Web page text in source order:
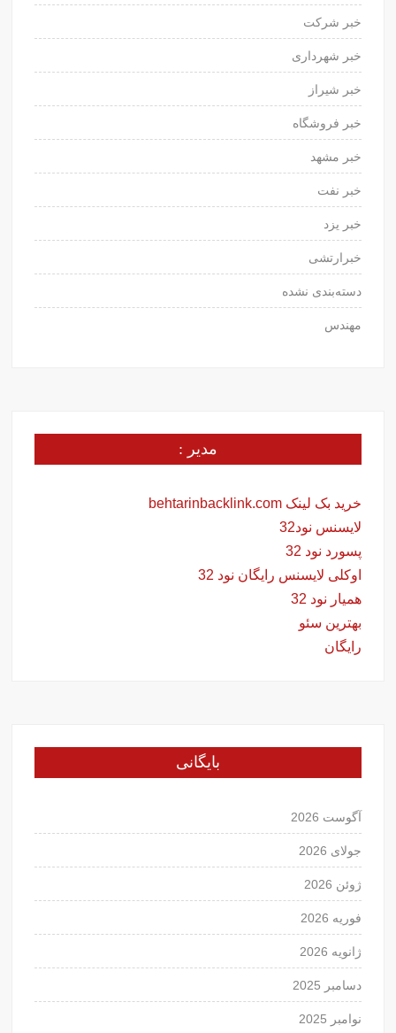
خبر شرکت
خبر شهرداری
خبر شیراز
خبر فروشگاه
خبر مشهد
خبر نفت
خبر یزد
خبرارتشی
دسته‌بندی نشده
مهندس
مدیر :
خرید بک لینک behtarinbacklink.com
لایسنس نود32
پسورد نود 32
اوکلی لایسنس رایگان نود 32
همیار نود 32
بهترین سئو
رایگان
بایگانی
آگوست 2026
جولای 2026
ژوئن 2026
فوریه 2026
ژانویه 2026
دسامبر 2025
نوامبر 2025